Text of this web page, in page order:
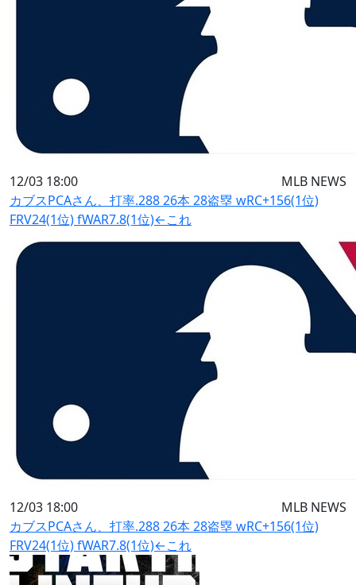
12/03 18:00
MLB NEWS
カブスPCAさん、打率.288 26本 28盗塁 wRC+156(1位)
FRV24(1位) fWAR7.8(1位)←これ
12/03 18:00
MLB NEWS
カブスPCAさん、打率.288 26本 28盗塁 wRC+156(1位)
FRV24(1位) fWAR7.8(1位)←これ